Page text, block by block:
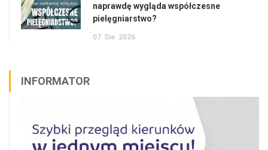
naprawdę wygląda współczesne
pielęgniarstwo?
07 Sie 2026
INFORMATOR